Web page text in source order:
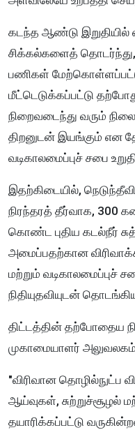
கடந்த ஆண்டு இறுதியில்
சிக்கல்களைத் தொடர்ந்து,
பணிகள்
மீட்டெடுக்கப்பட்டு
நிறைவடைந்து வரும்
திறனுடன் இயங்கும் என
வடிகாலமைப்புச் சபை
இதற்கிடையில்,
நிரந்தரத் தீர்வாக, 300
கொண்ட புதிய கடல்நீர்
அமைப்பதற்கான
மற்றும் வடிகாலமைப்புச்
நிதியுதவியுடன்
திட்டத்தின் தற்போதைய
முகாமையாளர் அலுவலகம்
"விரிவான தொழில்நுட்ப
ஆய்வுகள், சுற்றுச்சூழல்
தயாரிக்கப்பட்டு